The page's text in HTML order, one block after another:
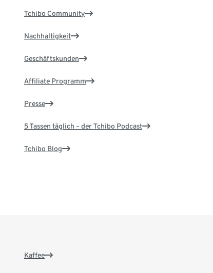
Tchibo Community
Nachhaltigkeit
Geschäftskunden
Affiliate Programm
Presse
5 Tassen täglich – der Tchibo Podcast
Tchibo Blog
Kaffee